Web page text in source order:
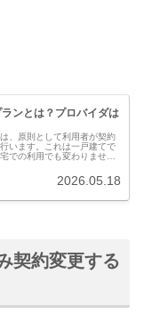
ンとは？プロバイダは
、原則として利用者が契約
います。これは一戸建てで
での利用でも変わりませ
2026.05.18
契約変更する